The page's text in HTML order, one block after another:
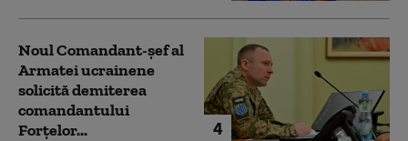
4
Noul Comandant-șef al
Armatei ucrainene
solicită demiterea
comandantului
Forțelor...